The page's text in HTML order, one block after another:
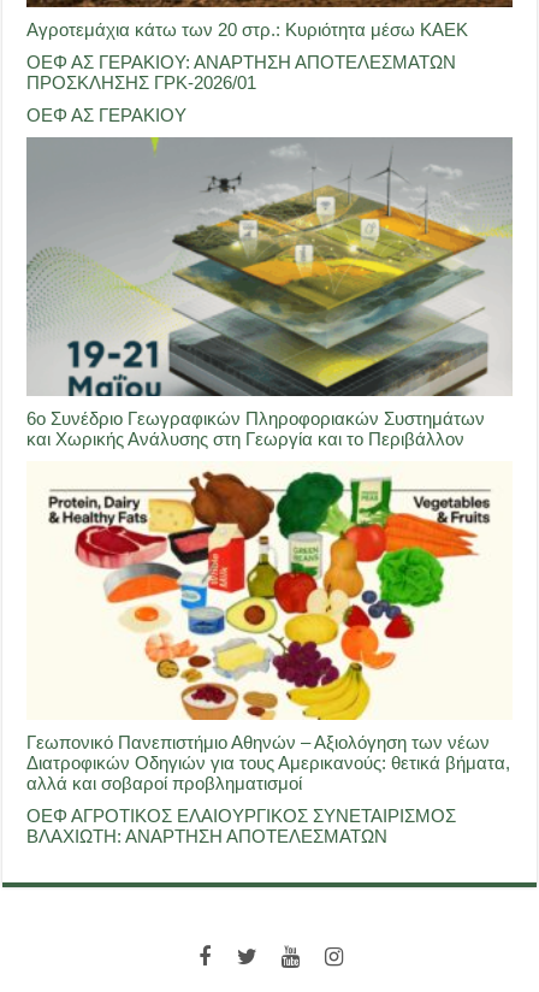
Αγροτεμάχια κάτω των 20 στρ.: Κυριότητα μέσω ΚΑΕΚ
ΟΕΦ ΑΣ ΓΕΡΑΚΙΟΥ: ΑΝΑΡΤΗΣΗ ΑΠΟΤΕΛΕΣΜΑΤΩΝ
ΠΡΟΣΚΛΗΣΗΣ ΓΡΚ-2026/01
ΟΕΦ ΑΣ ΓΕΡΑΚΙΟΥ
6ο Συνέδριο Γεωγραφικών Πληροφοριακών Συστημάτων
και Χωρικής Ανάλυσης στη Γεωργία και το Περιβάλλον
Γεωπονικό Πανεπιστήμιο Αθηνών – Αξιολόγηση των νέων
Διατροφικών Οδηγιών για τους Αμερικανούς: θετικά βήματα,
αλλά και σοβαροί προβληματισμοί
ΟΕΦ ΑΓΡΟΤΙΚΟΣ ΕΛΑΙΟΥΡΓΙΚΟΣ ΣΥΝΕΤΑΙΡΙΣΜΟΣ
ΒΛΑΧΙΩΤΗ: ΑΝΑΡΤΗΣΗ ΑΠΟΤΕΛΕΣΜΑΤΩΝ